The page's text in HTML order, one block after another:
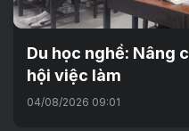
Du học nghề: Nâng
hội việc làm
04/08/2026 09:01